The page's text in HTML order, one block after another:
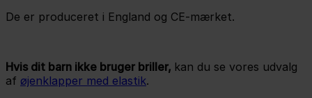
De er produceret i England og CE-mærket.
Hvis dit barn ikke bruger briller, kan du se vores udvalg
af øjenklapper med elastik.